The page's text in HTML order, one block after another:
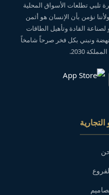
تلبي تطلعات الأسواق المحلية
نؤمن بأن الإنسان هو أثمن
القادة وتأهيل الطاقات
ونبني بكل فخر صرحاً شامخاً
2030.